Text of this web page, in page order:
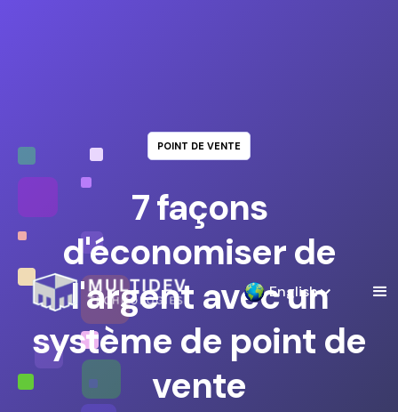
English
POINT DE VENTE
7 façons
d'économiser de
l'argent avec un
système de point de
vente